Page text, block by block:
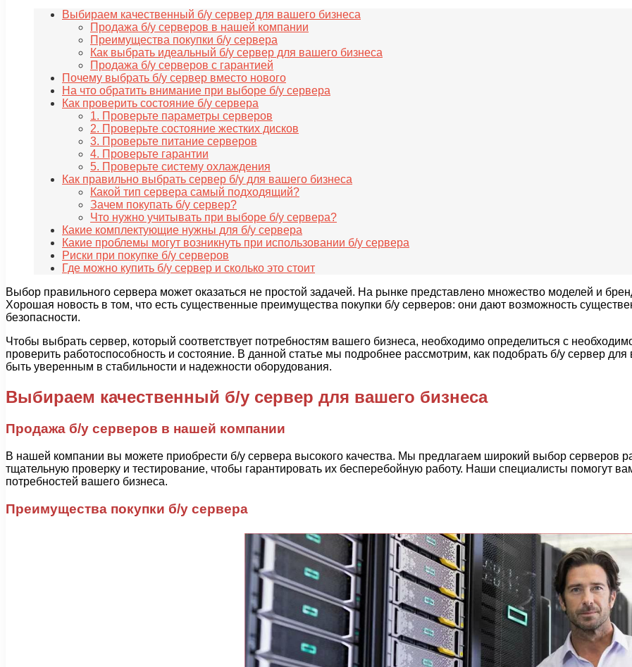
Выбираем качественный б/у сервер для вашего бизнеса
Продажа б/у серверов в нашей компании
Преимущества покупки б/у сервера
Как выбрать идеальный б/у сервер для вашего бизнеса
Продажа б/у серверов с гарантией
Почему выбрать б/у сервер вместо нового
На что обратить внимание при выборе б/у сервера
Как проверить состояние б/у сервера
1. Проверьте параметры серверов
2. Проверьте состояние жестких дисков
3. Проверьте питание серверов
4. Проверьте гарантии
5. Проверьте систему охлаждения
Как правильно выбрать сервер б/у для вашего бизнеса
Какой тип сервера самый подходящий?
Зачем покупать б/у сервер?
Что нужно учитывать при выборе б/у сервера?
Какие комплектующие нужны для б/у сервера
Какие проблемы могут возникнуть при использовании б/у сервера
Риски при покупке б/у серверов
Где можно купить б/у сервер и сколько это стоит
Выбор правильного сервера может оказаться не простой задачей. На рынке представлено множество моделей и
Хорошая новость в том, что есть существенные преимущества покупки б/у серверов: они дают возможность
безопасности.
Чтобы выбрать сервер, который соответствует потребностям вашего бизнеса, необходимо определиться с
проверить работоспособность и состояние. В данной статье мы подробнее рассмотрим, как подобрать б/у сервер
быть уверенным в стабильности и надежности оборудования.
Выбираем качественный б/у сервер для вашего бизнеса
Продажа б/у серверов в нашей компании
В нашей компании вы можете приобрести б/у сервера высокого качества. Мы предлагаем широкий выбор серверов
тщательную проверку и тестирование, чтобы гарантировать их бесперебойную работу. Наши специалисты помогут
потребностей вашего бизнеса.
Преимущества покупки б/у сервера